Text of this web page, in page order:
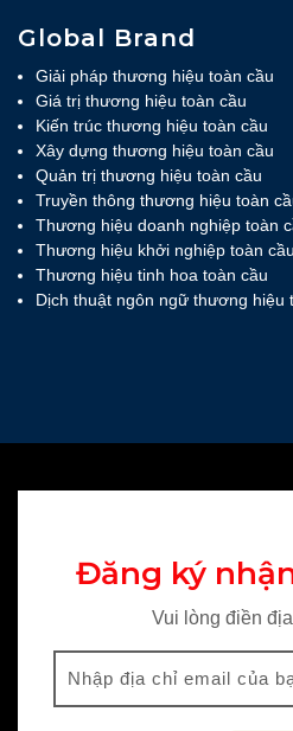
Global Brand
Giải pháp thương hiệu toàn cầu
Giá trị thương hiệu toàn cầu
Kiến trúc thương hiệu toàn cầu
Xây dựng thương hiệu toàn cầu
Quản trị thương hiệu toàn cầu
Truyền thông thương hiệu toàn
Thương hiệu doanh nghiệp toàn
Thương hiệu khởi nghiệp toàn cầu
Thương hiệu tinh hoa toàn cầu
Dịch thuật ngôn ngữ thương hiệu
Đăng ký
Vui lòng điền